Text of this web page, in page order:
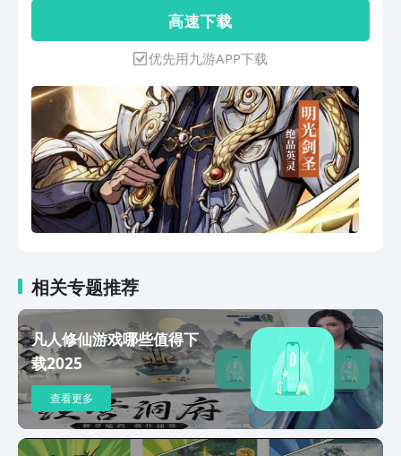
杀敌人提升战力、解锁秘宝，完成任务赢
超值奖励！限时活动「问鼎夺魁」上线，
赢取赛季专属奖励魁星冠名击杀特效「忿
怒渡邪」、名牌「云莲鎏玥」等绝世好
礼！更有活动剧情「时轮变」加入往期回
顾。
高 速 下 载
优先用九游APP下载
相关专题推荐
凡人修仙游戏哪些值得下
载2025
查看更多